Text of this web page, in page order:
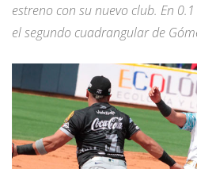
estreno con su nuevo club. En
el segundo cuadrangular de